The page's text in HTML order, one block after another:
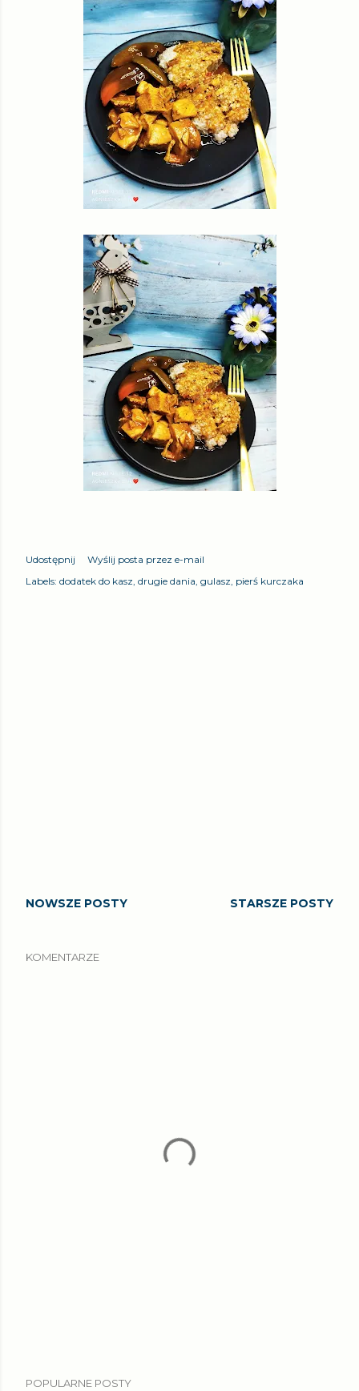
Udostępnij
Wyślij posta przez e-mail
Labels: dodatek do kasz drugie dania gulasz pierś kurczaka
NOWSZE POSTY STARSZE POSTY
KOMENTARZE
POPULARNE POSTY